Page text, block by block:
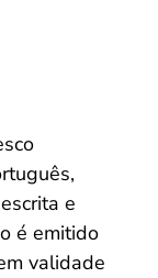
e
é emitido
validade